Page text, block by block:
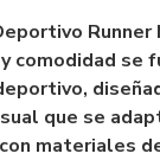
Runner
comodidad se
que se
materiales